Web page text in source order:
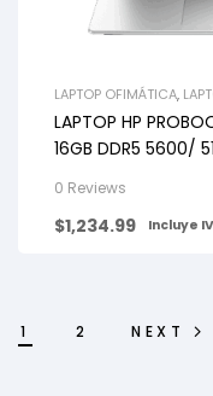
LAPTOP OFIMÁTICA,
LAPTOP HP
16GB DDR5 5600/
0 Reviews
$1,234.99 Incluye
1 2 NEXT